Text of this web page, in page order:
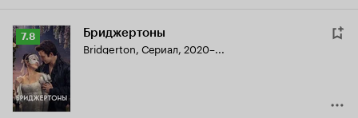
Рейтинг
Кинопоиска
7.8
7.8 Бриджертоны
Bridgerton, Сериал, 2020–...